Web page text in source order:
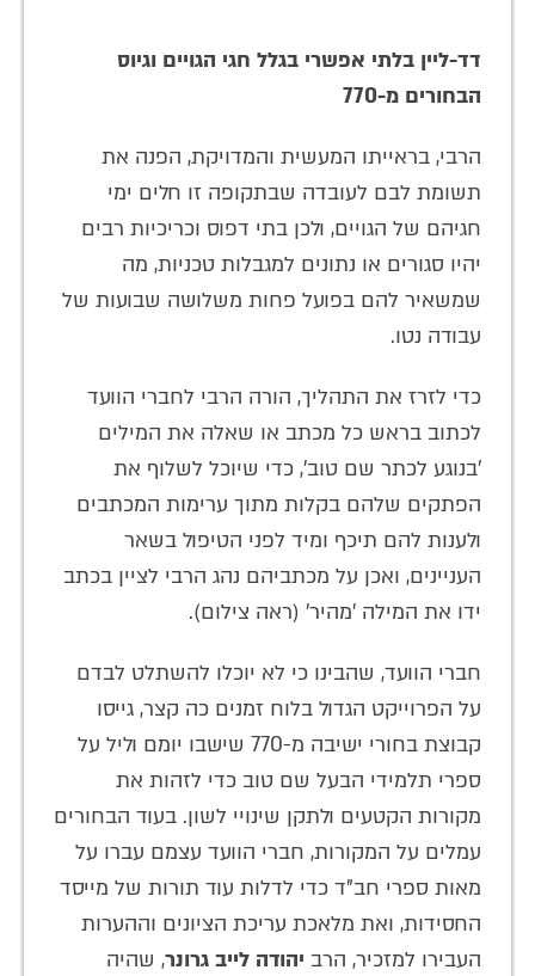
דד-ליין בלתי אפשרי בגלל חגי הגויים וגיוס
הבחורים מ-770
הרבי, בראייתו המעשית והמדויקת, הפנה את
תשומת לבם לעובדה שבתקופה זו חלים ימי
חגיהם של הגויים, ולכן בתי דפוס וכריכיות רבים
יהיו סגורים או נתונים למגבלות טכניות, מה
שמשאיר להם בפועל פחות משלושה שבועות של
עבודה נטו.
כדי לזרז את התהליך, הורה הרבי לחברי הוועד
לכתוב בראש כל מכתב או שאלה את המילים
'בנוגע לכתר שם טוב', כדי שיוכל לשלוף את
הפתקים שלהם בקלות מתוך ערימות המכתבים
ולענות להם תיכף ומיד לפני הטיפול בשאר
העניינים, ואכן על מכתביהם נהג הרבי לציין בכתב
ידו את המילה 'מהיר' (ראה צילום).
חברי הוועד, שהבינו כי לא יוכלו להשתלט לבדם
על הפרוייקט הגדול בלוח זמנים כה קצר, גייסו
קבוצת בחורי ישיבה מ-770 שישבו יומם וליל על
ספרי תלמידי הבעל שם טוב כדי לזהות את
מקורות הקטעים ולתקן שינויי לשון. בעוד הבחורים
עמלים על המקורות, חברי הוועד עצמם עברו על
מאות ספרי חב"ד כדי לדלות עוד תורות של מייסד
החסידות, ואת מלאכת עריכת הציונים וההערות
העבירו למזכיר, הרב יהודה לייב גרונר, שהיה